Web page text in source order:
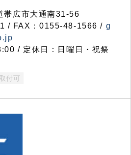
広市大通南31-56
/ FAX：0155-48-1566 / g
/ 定休日：日曜日・祝祭
付可